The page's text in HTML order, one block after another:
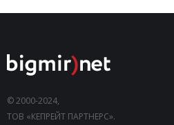
© 2000-2024,
ТОВ «КЕПРЕЙТ ПАРТНЕРС».